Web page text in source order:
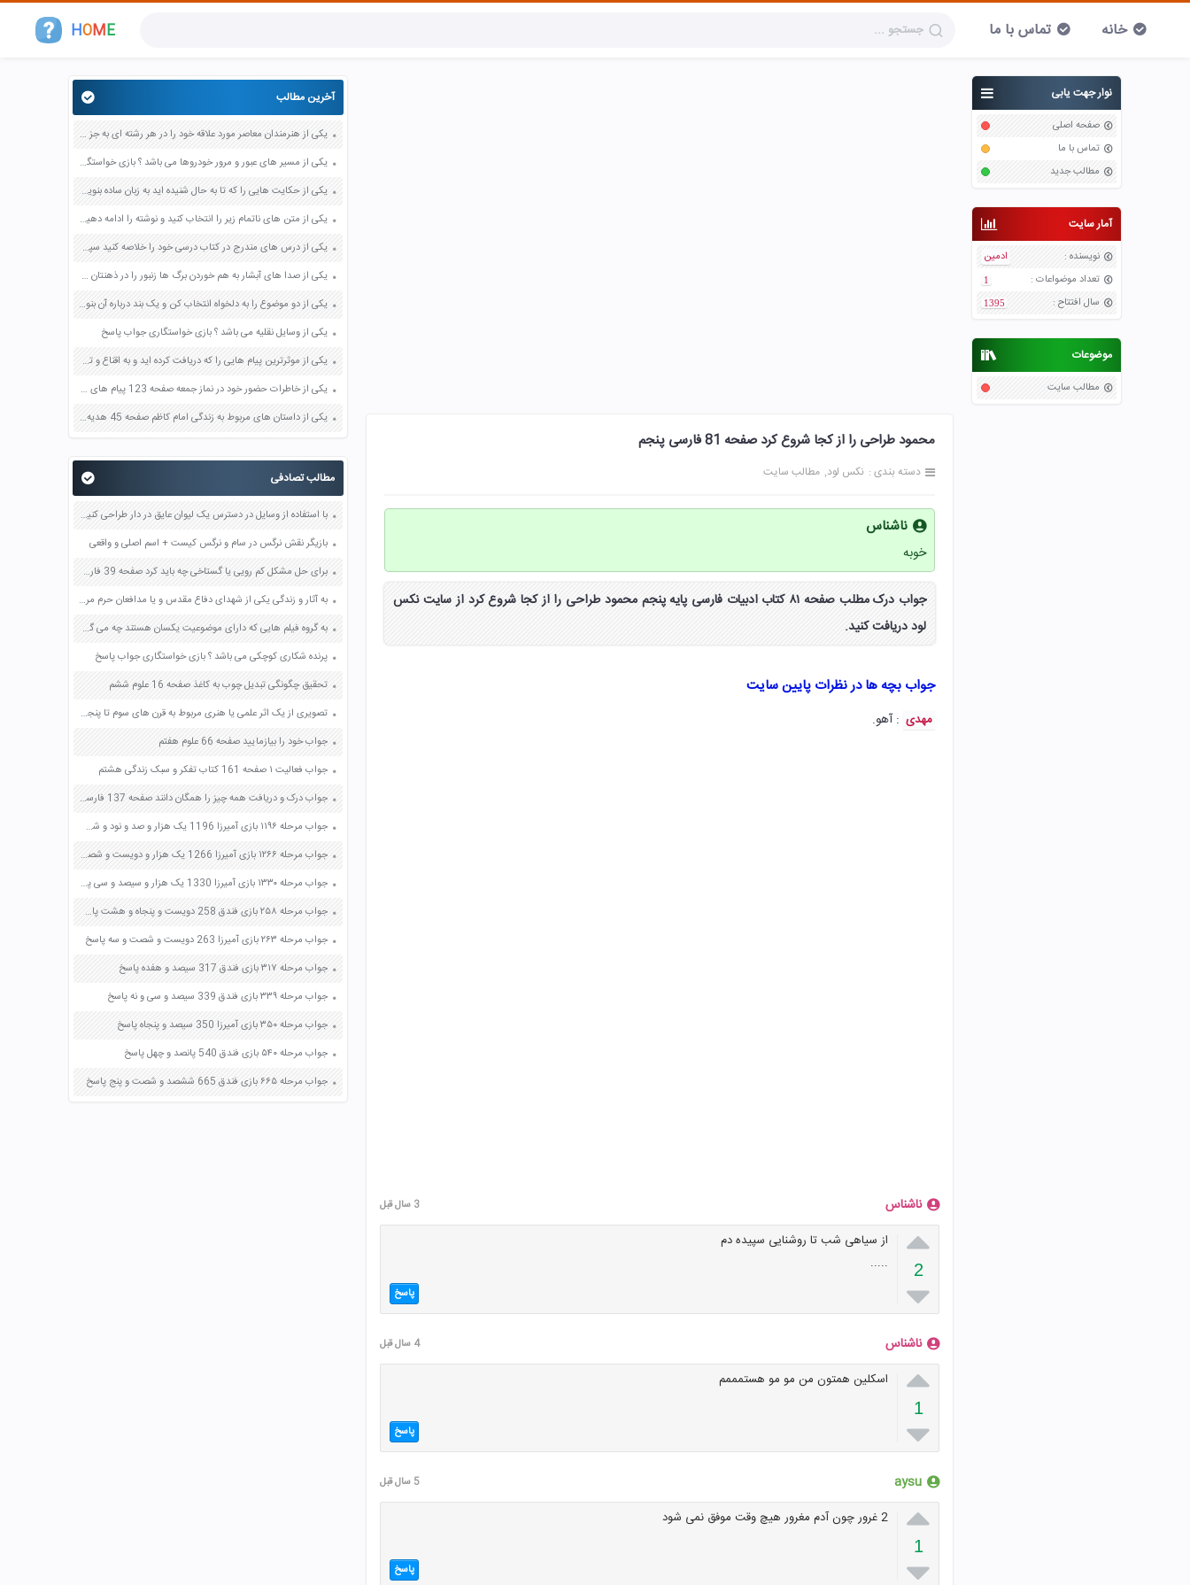
HOME خانه تماس با ما
نوار جهت یابی
صفحه اصلی
تماس با ما
مطالب جدید
آمار سایت
نویسنده :
ادمین
تعداد موضواعات :
1
سال افتتاح :
1395
موضوعات
مطالب سایت
محمود طراحی را از کجا شروع کرد صفحه 81 فارسی پنجم
دسته بندی : نکس لود مطالب سایت
ناشناس
خوبه
جواب درک مطلب صفحه ۸۱ کتاب ادبیات فارسی پایه پنجم محمود طراحی را از کجا شروع کرد از سایت نکس
لود دریافت کنید.
جواب بچه ها در نظرات پایین سایت
مهدی : آهو.
ناشناس 3 سال قبل

2

از سیاهی شب تا روشنایی سپیده دم
.....
پاسخ
ناشناس 4 سال قبل

1

اسکلین همتون من مو مو هستمممم
پاسخ
aysu 5 سال قبل

1

2 غرور چون آدم مغرور هیچ وقت موفق نمی شود
پاسخ
آخرین مطالب
یکی از هنرمندان معاصر مورد علاقه خود را در هر رشته ای به جز عکاسی صفحه 69 فرهنگ و هنر نهم
یکی از مسیر های عبور و مرور خودروها می باشد ؟ بازی خواستگاری جواب پاسخ
یکی از حکایت هایی را که تا به حال شنیده اید به زبان ساده بنویسید صفحه 97 نگارش ششم دبستان
یکی از متن های ناتمام زیر را انتخاب کنید و نوشته را ادامه دهید صفحه 73 و 74 کتاب نگارش فارسی پنجم دبستان
یکی از درس های مندرج در کتاب درسی خود را خلاصه کنید سپس متن خلاصه شده را با بهره گیری از روش های دسته بندی نمودار جدول نقشه مفهومی نشان دهید صفحه 118 نگارش یازدهم
یکی از صدا های آبشار به هم خوردن برگ ها زنبور را در ذهنتان مجسم کنید و درباره آن یک بند بنویسید صفحه 11 نگارش پنجم
یکی از دو موضوع را به دلخواه انتخاب کن و یک بند درباره آن بنویس صفحه 35 کتاب نگارش فارسی سوم
یکی از وسایل نقلیه می باشد ؟ بازی خواستگاری جواب پاسخ
یکی از موثرترین پیام هایی را که دریافت کرده اید و به اقناع و تغییری جدی در شما منجر شده است برسی کنید و علت این تاثیر گذاری قابل توجه را بنویسید صفحه 52 تفکر و سواد رسانه ای دهم
یکی از خاطرات حضور خود در نماز جمعه صفحه 123 پیام های آسمان هفتم
یکی از داستان های مربوط به زندگی امام کاظم صفحه 45 هدیه های آسمان چهارم
مطالب تصادفی
با استفاده از وسایل در دسترس یک لیوان عایق در دار طراحی کنید و بسازید صفحه 88 علوم هفتم
بازیگر نقش نرگس در سام و نرگس کیست + اسم اصلی و واقعی
برای حل مشکل کم رویی یا گستاخی چه باید کرد صفحه 39 فارسی هشتم
به آثار و زندگی یکی از شهدای دفاع مقدس و یا مدافعان حرم مراجعه کنید و ببینید که آنان درباره زندگی و مرگ چگونه می اندیشیدند انگیزه شهادت طلبی آنها چه بوده است صفحه 47 دین و زندگی دهم
به گروه فیلم هایی که دارای موضوعیت یکسان هستند چه می گویند ؟ بازی خواستگاری جواب پاسخ
پرنده شکاری کوچکی می باشد ؟ بازی خواستگاری جواب پاسخ
تحقیق چگونگی تبدیل چوب به کاغذ صفحه 16 علوم ششم
تصویری از یک اثر علمی یا هنری مربوط به قرن های سوم تا پنجم هجری صفحه 76 مطالعات اجتماعی هشتم
جواب خود را بیازمایید صفحه 66 علوم هفتم
جواب فعالیت ۱ صفحه 161 کتاب تفکر و سبک زندگی هشتم
جواب درک و دریافت همه چیز را همگان دانند صفحه 137 فارسی پنجم
جواب مرحله ۱۱۹۶ بازی آمیرزا 1196 یک هزار و صد و نود و شش پاسخ
جواب مرحله ۱۲۶۶ بازی آمیرزا 1266 یک هزار و دویست و شصت و شش پاسخ
جواب مرحله ۱۳۳۰ بازی آمیرزا 1330 یک هزار و سیصد و سی پاسخ
جواب مرحله ۲۵۸ بازی فندق 258 دویست و پنجاه و هشت پاسخ
جواب مرحله ۲۶۳ بازی آمیرزا 263 دویست و شصت و سه پاسخ
جواب مرحله ۳۱۷ بازی فندق 317 سیصد و هفده پاسخ
جواب مرحله ۳۳۹ بازی فندق 339 سیصد و سی و نه پاسخ
جواب مرحله ۳۵۰ بازی آمیرزا 350 سیصد و پنجاه پاسخ
جواب مرحله ۵۴۰ بازی فندق 540 پانصد و چهل پاسخ
جواب مرحله ۶۶۵ بازی فندق 665 ششصد و شصت و پنج پاسخ